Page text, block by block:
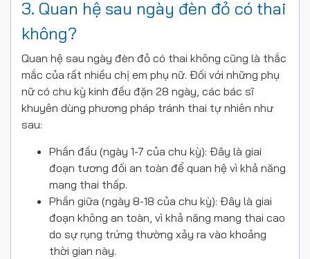
3. Quan hệ sau ngày đèn đỏ có thai
không?
Quan hệ sau ngày đèn đỏ có thai không cũng là thắc
mắc của rất nhiều chị em phụ nữ. Đối với những phụ
nữ có chu kỳ kinh đều đặn 28 ngày, các bác sĩ
khuyên dùng phương pháp tránh thai tự nhiên như
sau:
Phần đầu (ngày 1-7 của chu kỳ): Đây là giai
đoạn tương đối an toàn để quan hệ vì khả năng
mang thai thấp.
Phần giữa (ngày 8-18 của chu kỳ): Đây là giai
đoạn không an toàn, vì khả năng mang thai cao
do sự rụng trứng thường xảy ra vào khoảng
thời gian này.